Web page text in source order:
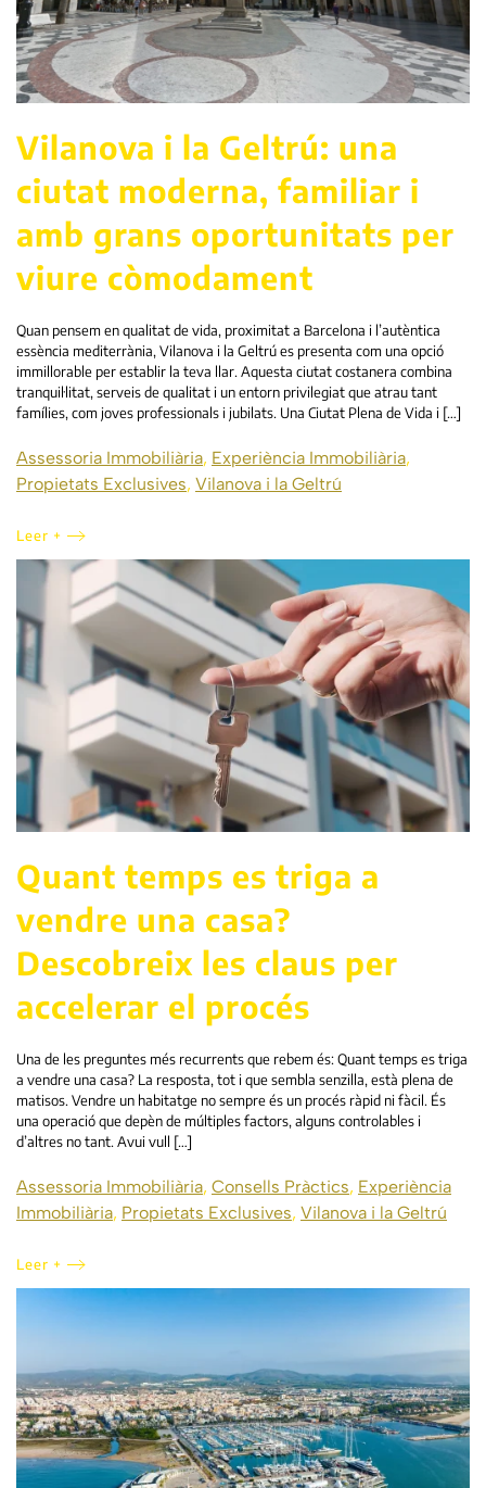
Vilanova i la Geltrú: una
ciutat moderna, familiar i
amb grans oportunitats per
viure còmodament
Quan pensem en qualitat de vida, proximitat a Barcelona i l’autèntica
essència mediterrània, Vilanova i la Geltrú es presenta com una opció
immillorable per establir la teva llar. Aquesta ciutat costanera combina
tranquil·litat, serveis de qualitat i un entorn privilegiat que atrau tant
famílies, com joves professionals i jubilats. Una Ciutat Plena de Vida i […]
Assessoria Immobiliària, Experiència Immobiliària,
Propietats Exclusives, Vilanova i la Geltrú
Leer +
Quant temps es triga a
vendre una casa?
Descobreix les claus per
accelerar el procés
Una de les preguntes més recurrents que rebem és: Quant temps es triga
a vendre una casa? La resposta, tot i que sembla senzilla, està plena de
matisos. Vendre un habitatge no sempre és un procés ràpid ni fàcil. És
una operació que depèn de múltiples factors, alguns controlables i
d’altres no tant. Avui vull […]
Assessoria Immobiliària, Consells Pràctics, Experiència
Immobiliària, Propietats Exclusives, Vilanova i la Geltrú
Leer +